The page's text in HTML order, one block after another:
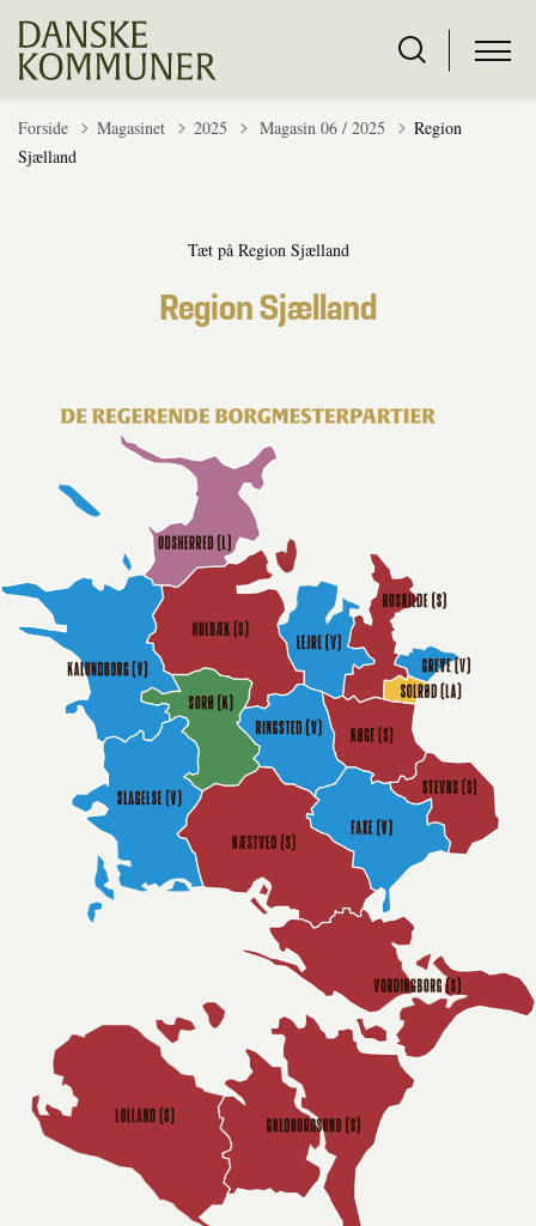
Forside Magasinet 2025 Tilbage til
Magasin 06 / 2025
Region
Sjælland
Tæt på Region Sjælland
Region Sjælland